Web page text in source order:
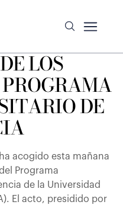
LOS
DE
acogido esta mañana
Programa
de la Universidad
El acto, presidido por